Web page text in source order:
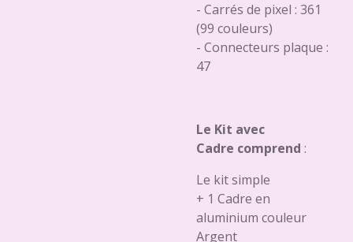
- Carrés de pixel : 361
(99 couleurs)
- Connecteurs plaque :
47
Le Kit avec
Cadre comprend :
Le kit simple
+ 1 Cadre en
aluminium couleur
Argent